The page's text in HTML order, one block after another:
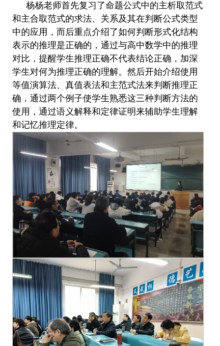
杨杨老师首先复习了命题公式中的主析取范式
和主合取范式的求法、关系及其在判断公式类型
中的应用 ，而后重点介绍了如何判断形式化结构
表示的推理是正确的，通过与高中数学中的推理
对比，提醒学生推理正确不代表结论正确，加深
学生对何为推理正确的理解。然后开始介绍使用
等值演算法、真值表法和主范式法来判断推理正
确 ， 通过两个例子使学生熟悉这三种判断方法的
使用 ， 通过语义解释和定律证明来辅助学生理解
和记忆推理定律。